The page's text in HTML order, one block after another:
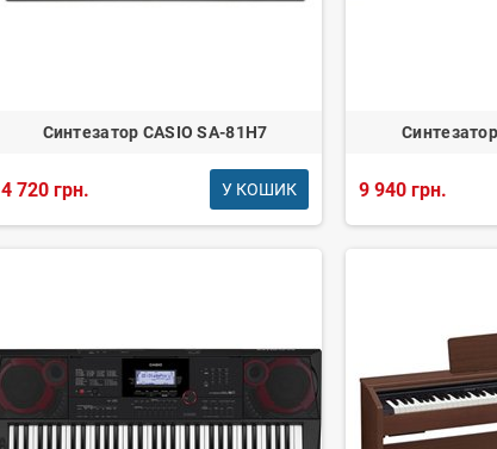
Синтезатор CASIO SA-81H7
4 720 грн. У КОШИК 9 940 грн.